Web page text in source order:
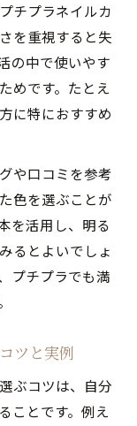
チプラネイルカ
を重視すると失
の中で使いやす
めです。たとえ
に特におすすめ
や口コミを参考
色を選ぶことが
を活用し、明る
るとよいでしょ
プチプラでも満
ツと実例
ぶコツは、自分
ことです。例え